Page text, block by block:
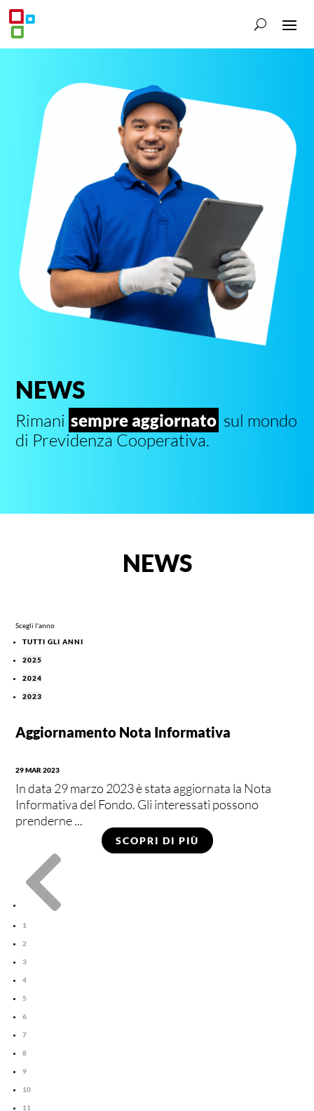
NEWS
Rimani sempre aggiornato sul mondo
di Previdenza Cooperativa.
NEWS
Scegli l'anno
TUTTI GLI ANNI
2025
2024
2023
Aggiornamento Nota Informativa
29 MAR 2023
In data 29 marzo 2023 è stata aggiornata la Nota
Informativa del Fondo. Gli interessati possono
prenderne ...
SCOPRI DI PIÙ

1
2
3
4
5
6
7
8
9
10
11